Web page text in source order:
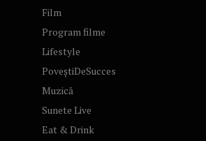
Film
Program filme
Lifestyle
PoveștiDeSucces
Muzică
Sunete Live
Eat & Drink